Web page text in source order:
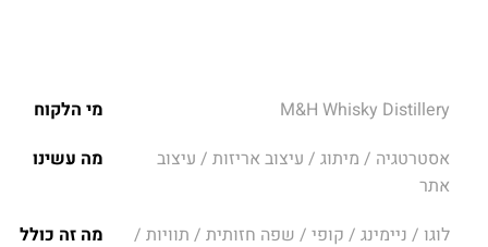
מי הלקוח
M&H Whisky Distillery
מה עשינו
אסטרטגיה / מיתוג / עיצוב אריזות / עיצוב
אתר
מה זה כולל
לוגו / ניימינג / קופי / שפה חזותית / תוויות /